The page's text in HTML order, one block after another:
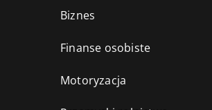
Biznes
Finanse osobiste
Motoryzacja